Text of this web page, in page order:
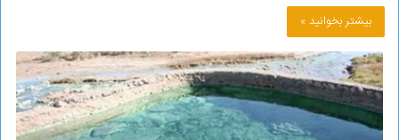
بیشتر بخوانید »